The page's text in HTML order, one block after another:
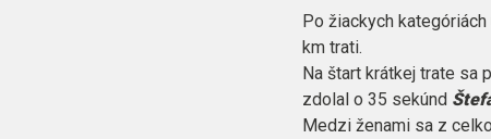
Po žiackych
km trati.
Na štart krátkej trate sa
zdolal o 35 sekúnd
Medzi ženami sa z